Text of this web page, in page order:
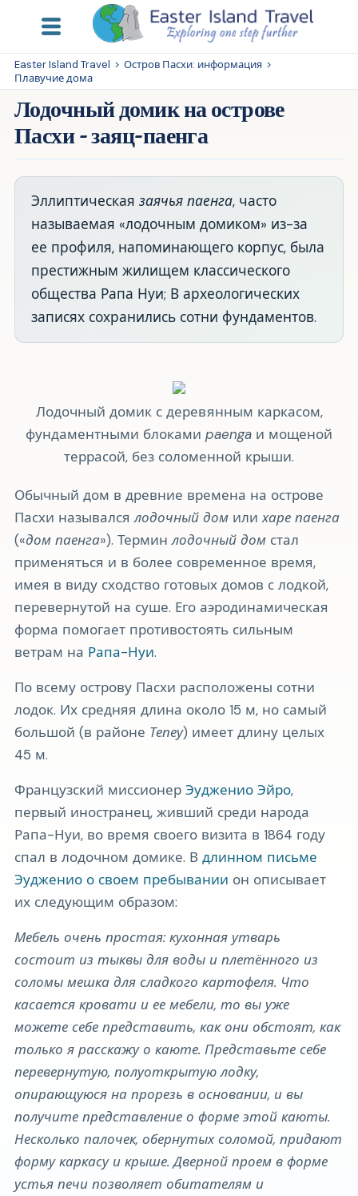
Easter Island Travel > Остров Пасхи: информация >
Плавучие дома
Лодочный домик на острове
Пасхи - заяц-паенга
Эллиптическая заячья паенга, часто
называемая «лодочным домиком» из-за
ее профиля, напоминающего корпус, была
престижным жилищем классического
общества Рапа Нуи; В археологических
записях сохранились сотни фундаментов.
Лодочный домик с деревянным каркасом,
фундаментными блоками paenga и мощеной
террасой, без соломенной крыши.
Обычный дом в древние времена на острове
Пасхи называлсялодочный домилихаре паенга
(«дом паенга»). Терминлодочный домстал
применяться и в более современное время,
имея в виду сходство готовых домов с лодкой,
перевернутой на суше. Его аэродинамическая
форма помогает противостоять сильным
ветрам на Рапа-Нуи.
По всему острову Пасхи расположены сотни
лодок. Их средняя длина около 15 м, но самый
большой (в районе Тепеу) имеет длину целых
45 м.
Французский миссионер Эудженио Эйро,
первый иностранец, живший среди народа
Рапа-Нуи, во время своего визита в 1864 году
спал в лодочном домике. В длинном письме
Эудженио о своем пребывании он описывает
их следующим образом:
Мебель очень простая: кухонная утварь
состоит из тыквы для воды и плетённого из
соломы мешка для сладкого картофеля. Что
касается кровати и ее мебели, то вы уже
можете себе представить, как они обстоят, как
только я расскажу о каюте. Представьте себе
перевернутую, полуоткрытую лодку,
опирающуюся на прорезь в основании, и вы
получите представление о форме этой каюты.
Несколько палочек, обернутых соломой, придают
форму каркасу и крыше. Дверной проем в форме
устья печи позволяет обитателям и